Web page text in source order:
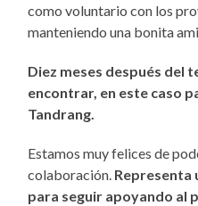
como voluntario con los
manteniendo una bonita
Diez meses después del
encontrar, en este caso
Tandrang.
Estamos muy felices de
colaboración. Representa
para seguir apoyando al